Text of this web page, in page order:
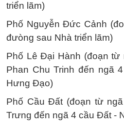
triển lãm)
Phố Nguyễn Đức Cảnh
đưòng sau Nhà triển lãm)
Phố Lê Đại Hành (đoạn
Phan Chu Trinh đến ngã
Hưng Đạo)
Phố Cầu Đất (đoạn từ
Trưng đến ngã 4 cầu Đất -